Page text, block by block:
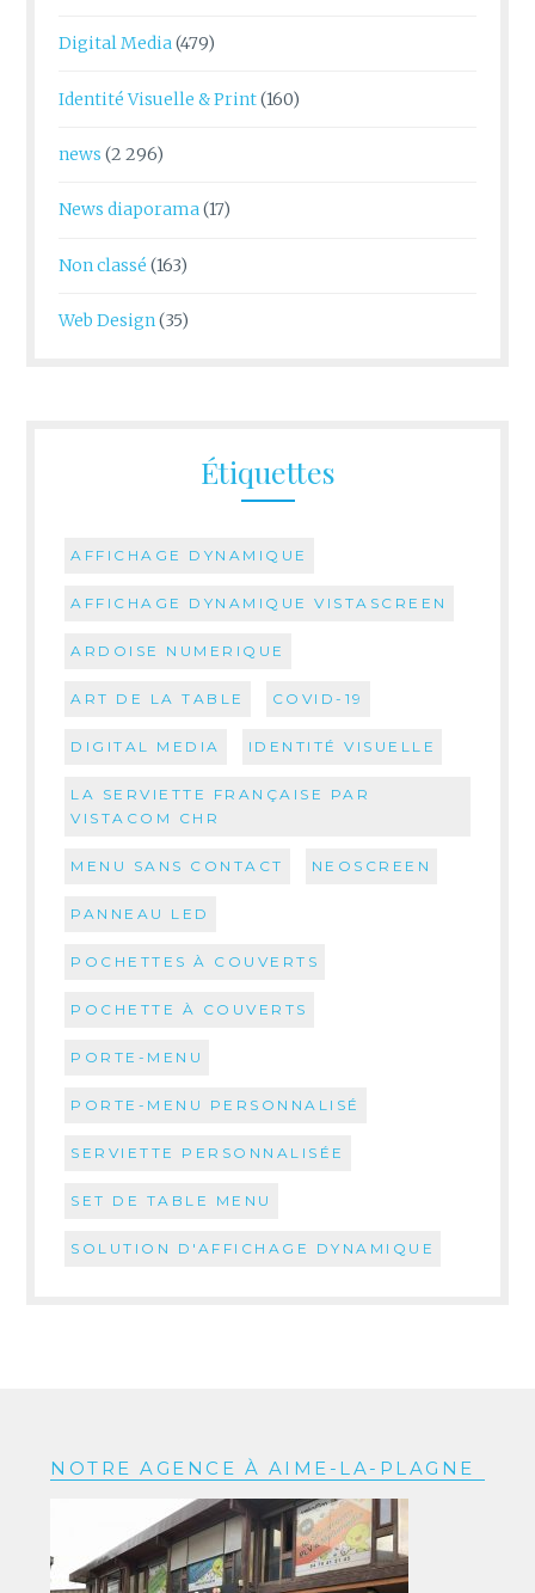
Digital Media(479)
Identité Visuelle & Print(160)
news (2 296)
News diaporama(17)
Non classé (163)
Web Design(35)
Étiquettes
AFFICHAGE DYNAMIQUE
AFFICHAGE DYNAMIQUE VISTASCREEN
ARDOISE NUMERIQUE
ART DE LA TABLE COVID-19
DIGITAL MEDIA IDENTITÉ VISUELLE
LA SERVIETTE FRANÇAISE PAR
VISTACOM CHR
MENU SANS CONTACT NEOSCREEN
PANNEAU LED
POCHETTES À COUVERTS
POCHETTE À COUVERTS
PORTE-MENU
PORTE-MENU PERSONNALISÉ
SERVIETTE PERSONNALISÉE
SET DE TABLE MENU
SOLUTION D'AFFICHAGE DYNAMIQUE
NOTRE AGENCE À AIME-LA-PLAGNE